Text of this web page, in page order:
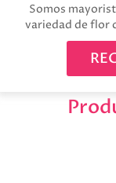
Somos
variedad de flor
Avísame cuando